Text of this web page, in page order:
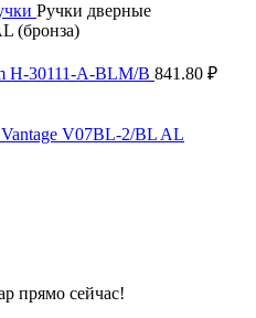
Ручки дверные
(бронза)
H-30111-A-BLM/B 841.80 ₽
V07BL-2/BL AL
прямо сейчас!